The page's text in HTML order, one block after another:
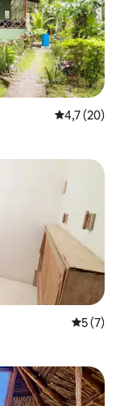
4,7 de uma
4,7 (20)
5 de
5 (7)